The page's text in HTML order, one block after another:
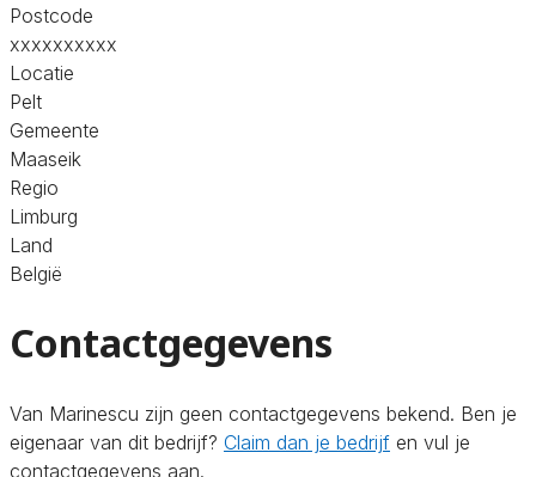
Postcode
xxxxxxxxxx
Locatie
Pelt
Gemeente
Maaseik
Regio
Limburg
Land
België
Contactgegevens
Van Marinescu zijn geen contactgegevens bekend. Ben je
eigenaar van dit bedrijf? Claim dan je bedrijf en vul je
contactgegevens aan.